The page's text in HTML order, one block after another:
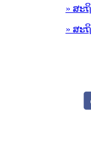
» ສະ
» ສະ